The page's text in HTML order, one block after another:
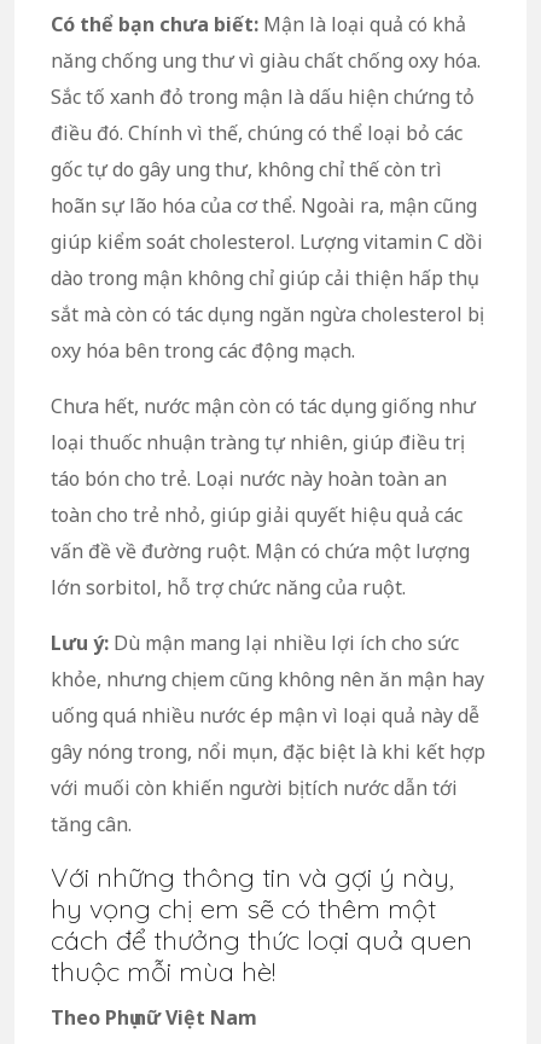
Có thể bạn chưa biết: Mận là loại quả có khả
năng chống ung thư vì giàu chất chống oxy hóa.
Sắc tố xanh đỏ trong mận là dấu hiện chứng tỏ
điều đó. Chính vì thế, chúng có thể loại bỏ các
gốc tự do gây ung thư, không chỉ thế còn trì
hoãn sự lão hóa của cơ thể. Ngoài ra, mận cũng
giúp kiểm soát cholesterol. Lượng vitamin C dồi
dào trong mận không chỉ giúp cải thiện hấp thụ
sắt mà còn có tác dụng ngăn ngừa cholesterol bị
oxy hóa bên trong các động mạch.
Chưa hết, nước mận còn có tác dụng giống như
loại thuốc nhuận tràng tự nhiên, giúp điều trị
táo bón cho trẻ. Loại nước này hoàn toàn an
toàn cho trẻ nhỏ, giúp giải quyết hiệu quả các
vấn đề về đường ruột. Mận có chứa một lượng
lớn sorbitol, hỗ trợ chức năng của ruột.
Lưu ý: Dù mận mang lại nhiều lợi ích cho sức
khỏe, nhưng chị em cũng không nên ăn mận hay
uống quá nhiều nước ép mận vì loại quả này dễ
gây nóng trong, nổi mụn, đặc biệt là khi kết hợp
với muối còn khiến người bị tích nước dẫn tới
tăng cân.
Với những thông tin và gợi ý này,
hy vọng chị em sẽ có thêm một
cách để thưởng thức loại quả quen
thuộc mỗi mùa hè!
Theo Phụ nữ Việt Nam